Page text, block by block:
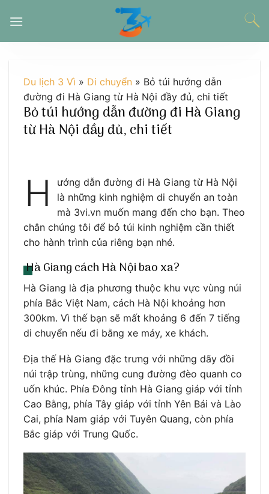
đến
Du lịch 3 Vì » Di chuyển » Bỏ túi hướng dẫn
đường đi Hà Giang từ Hà Nội đầy đủ, chi tiết
Bỏ túi hướng dẫn đường đi Hà Giang
từ Hà Nội đầy đủ, chi tiết
H
ướng dẫn đường đi Hà Giang từ Hà Nội
là những kinh nghiệm di chuyển an toàn
mà 3vi.vn muốn mang đến cho bạn. Theo
chân chúng tôi để bỏ túi kinh nghiệm cần thiết
cho hành trình của riêng bạn nhé.
Hà Giang cách Hà Nội bao xa?
Hà Giang là địa phương thuộc khu vực vùng núi
phía Bắc Việt Nam, cách Hà Nội khoảng hơn
300km. Vì thế bạn sẽ mất khoảng 6 đến 7 tiếng
di chuyển nếu đi bằng xe máy, xe khách.
Địa thế Hà Giang đặc trưng với những dãy đồi
núi trập trùng, những cung đường đèo quanh co
uốn khúc. Phía Đông tỉnh Hà Giang giáp với tỉnh
Cao Bằng, phía Tây giáp với tỉnh Yên Bái và Lào
Cai, phía Nam giáp với Tuyên Quang, còn phía
Bắc giáp với Trung Quốc.